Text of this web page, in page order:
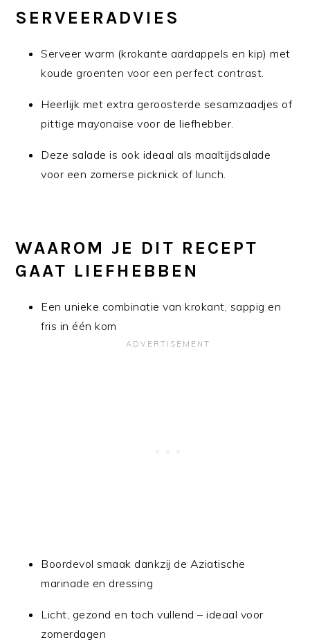
SERVEERADVIES
Serveer warm (krokante aardappels en kip) met
koude groenten voor een perfect contrast.
Heerlijk met extra geroosterde sesamzaadjes of
pittige mayonaise voor de liefhebber.
Deze salade is ook ideaal als maaltijdsalade
voor een zomerse picknick of lunch.
WAAROM JE DIT RECEPT
GAAT LIEFHEBBEN
Een unieke combinatie van krokant, sappig en
fris in één kom
Boordevol smaak dankzij de Aziatische
marinade en dressing
Licht, gezond en toch vullend – ideaal voor
zomerdagen